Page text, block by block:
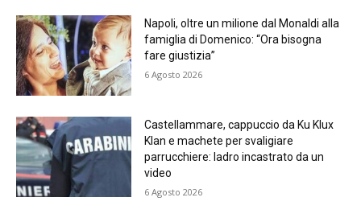
Napoli, oltre un milione dal Monaldi alla
famiglia di Domenico: “Ora bisogna
fare giustizia”
6 Agosto 2026
Castellammare, cappuccio da Ku Klux
Klan e machete per svaligiare
parrucchiere: ladro incastrato da un
video
6 Agosto 2026